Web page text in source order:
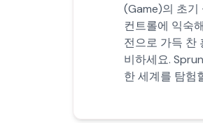
(Game)의 초기
컨트롤에 익숙
전으로 가득 찬
비하세요.
한 세계를 탐험